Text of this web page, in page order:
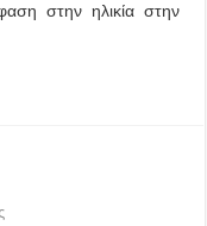
στην ηλικία στην